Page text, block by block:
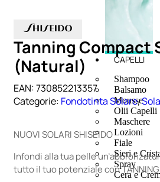
CAPELLI
Shampoo
Balsamo
Mousse
Olii Capelli
Maschere
Lozioni
Fiale
Sieri e
Spray
Cera e
Tanning Compact
(Natural)
EAN:730852213357
Categorie: Fondotinta Solare,
NUOVI SOLARI SHISEIDO
Infondi alla tua pelle
tutto il tuo potenziale con TANNING